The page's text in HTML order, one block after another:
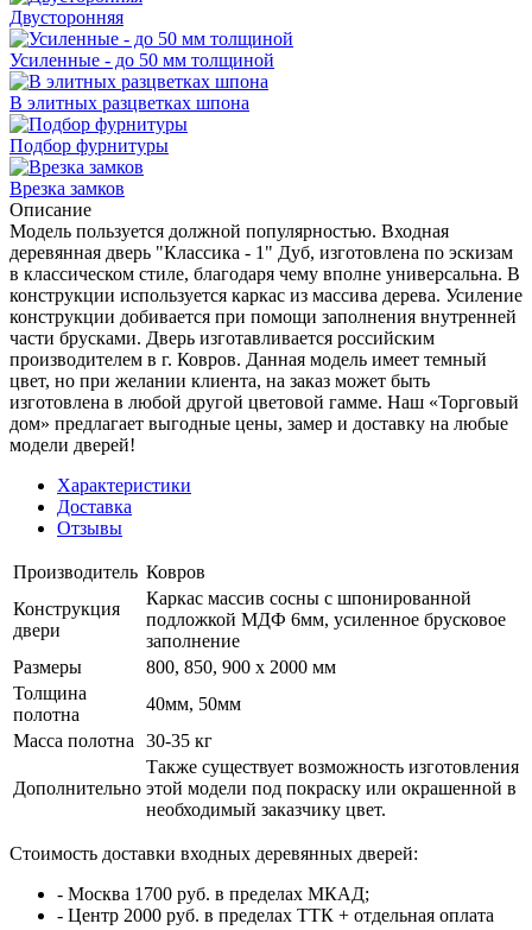
Двусторонняя
Усиленные - до 50 мм толщиной
В элитных разцветках шпона
Подбор фурнитуры
Врезка замков
Описание
Модель пользуется должной популярностью. Входная
деревянная дверь "Классика - 1" Дуб, изготовлена по эскизам
в классическом стиле, благодаря чему вполне универсальна. В
конструкции используется каркас из массива дерева. Усиление
конструкции добивается при помощи заполнения внутренней
части брусками. Дверь изготавливается российским
производителем в г. Ковров. Данная модель имеет темный
цвет, но при желании клиента, на заказ может быть
изготовлена в любой другой цветовой гамме. Наш «Торговый
дом» предлагает выгодные цены, замер и доставку на любые
модели дверей!
Характеристики
Доставка
Отзывы
Производитель Ковров
Конструкция
двери
Каркас массив сосны с шпонированной
подложкой МДФ 6мм, усиленное брусковое
заполнение
Размеры
800, 850, 900 x 2000 мм
Толщина
полотна
40мм, 50мм
Масса полотна
30-35 кг
Дополнительно
Также существует возможность изготовления
этой модели под покраску или окрашенной в
необходимый заказчику цвет.
Стоимость доставки входных деревянных дверей:
- Москва 1700 руб. в пределах МКАД;
- Центр 2000 руб. в пределах ТТК + отдельная оплата